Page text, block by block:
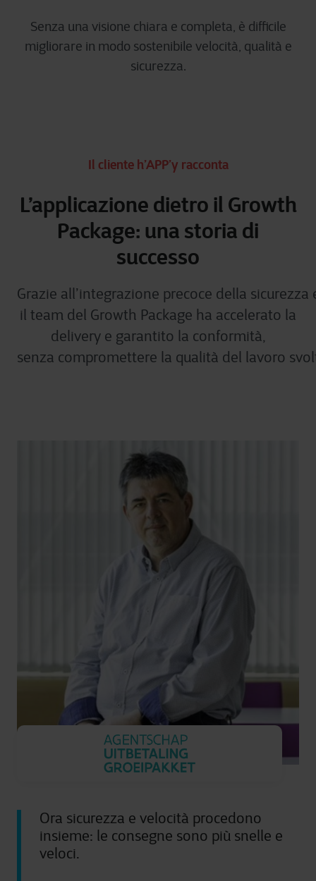
Senza una visione chiara e completa, è difficile
migliorare in modo sostenibile velocità, qualità e
sicurezza.
Il cliente h’APP’y racconta
L’applicazione dietro il Growth
Package: una storia di
successo
Grazie all’integrazione precoce della
il team del Growth Package ha accelerato la
delivery e garantito la conformità,
senza compromettere la qualità del lavoro
Ora sicurezza e velocità procedono
insieme: le consegne sono più snelle e
veloci.